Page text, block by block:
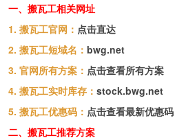
一、搬瓦工相关网址
1. 搬瓦工官网： 点击直达
2. 搬瓦工短域名： bwg.net
3. 官网所有方案： 点击查看所有方案
4. 搬瓦工实时库存： stock.bwg.net
5. 搬瓦工优惠码： 点击查看最新优惠码
二、搬瓦工推荐方案